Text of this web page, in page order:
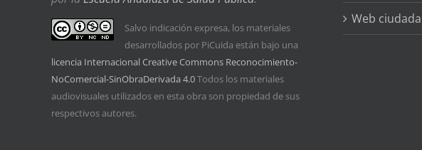
Salvo indicación expresa, los materiales
desarrollados por PiCuida están bajo una
licencia Internacional Creative Commons Reconocimiento-
NoComercial-SinObraDerivada 4.0Todos los materiales
audiovisuales utilizados en esta obra son propiedad de sus
respectivos autores.
Web